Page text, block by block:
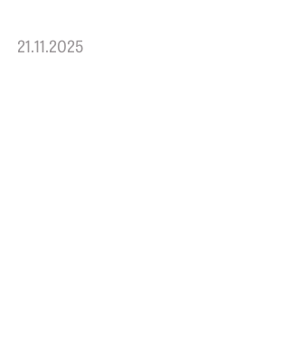
21.11.2025